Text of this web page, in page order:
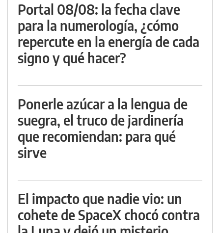
Portal 08/08: la fecha clave
para la numerología, ¿cómo
repercute en la energía de cada
signo y qué hacer?
Ponerle azúcar a la lengua de
suegra, el truco de jardinería
que recomiendan: para qué
sirve
El impacto que nadie vio: un
cohete de SpaceX chocó contra